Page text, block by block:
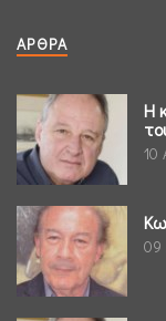
ΆΡΘΡΑ
Η
10
09